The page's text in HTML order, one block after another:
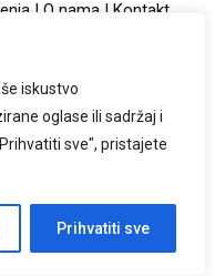
iskustvo
oglase ili sadržaj i
sve", pristajete
Prihvatiti sve
| O nama| Kontakt